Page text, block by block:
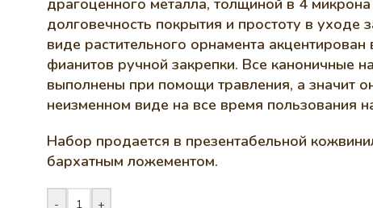
драгоценного металла, толщиной в 4 микрона
долговечность покрытия и простоту в уходе
виде растительного орнамента акцентирован
фианитов ручной закрепки. Все каноничные
выполнены при помощи травления, а значит
неизменном виде на все время пользования
Набор продается в презентабельной
бархатным ложементом.
- +